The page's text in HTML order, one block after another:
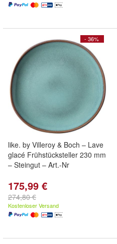
- 36%
like. by Villeroy & Boch – Lave
glacé Frühstücksteller 230 mm
– Steingut – Art.-Nr
175,99 €
274,80 €
Kostenloser Versand